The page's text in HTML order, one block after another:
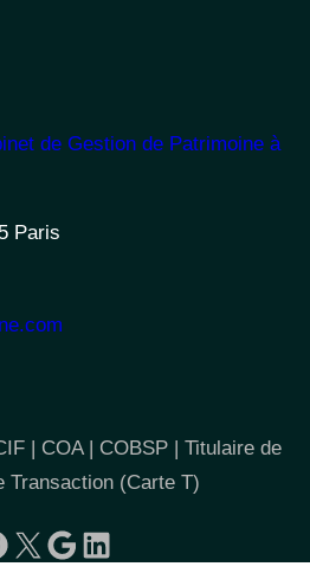
de Gestion de Patrimoine à
Paris
| COA | COBSP | Titulaire de
Transaction (Carte T)
X GoogleLinkedIn